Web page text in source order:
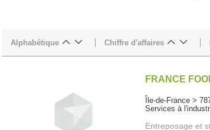
Alphabétique Chiffre d'affaires
FRANCE
Île-de-France >
Services à
Entreposage et